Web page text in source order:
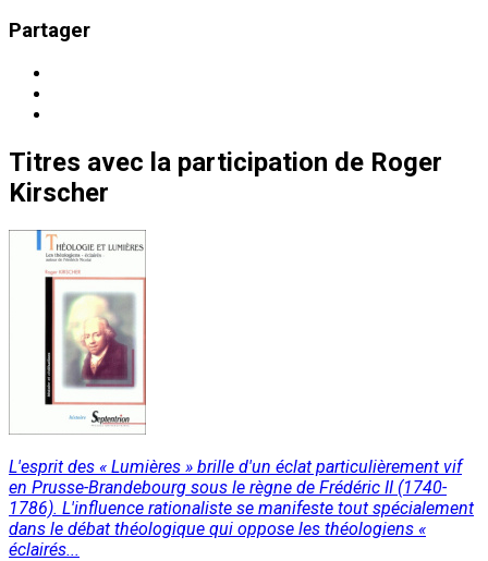
Partager
Titres avec la participation de Roger
Kirscher
L'esprit des « Lumières » brille d'un éclat particulièrement vif
en Prusse-Brandebourg sous le règne de Frédéric II (1740-
1786). L'influence rationaliste se manifeste tout spécialement
dans le débat théologique qui oppose les théologiens «
éclairés...